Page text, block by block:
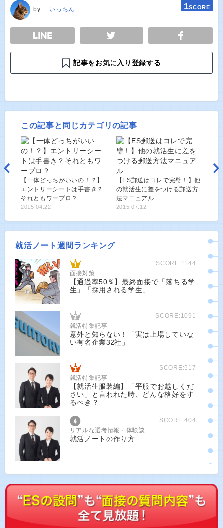
by いっちん 1SCORE
TWEET
記事をお気に入り登録する
この記事と同じカテゴリの記事
【一体どっちがいいの！？】
エントリーシートは手書き？
それともワープロ？
2015.04.22
【ES郵送はコレで完璧！】他
の就活生に差をつける郵送方
法マニュアル
2015.07.12
就活ノート週間ランキング
SCORE:1144
面接対策
【通過率50％】最終面接で「落ちる学
生」「採用される学生」
SCORE:1091
就活特集記事
意外と知らない！「実は上場していな
い有名企業32社」
SCORE:517
就活特集記事
【就活生服装編】「平服でお越しくだ
さい」と言われた時、どんな格好をす
るべき？
SCORE:404
リアルな選考情報・体験談
就活ノートの作り方